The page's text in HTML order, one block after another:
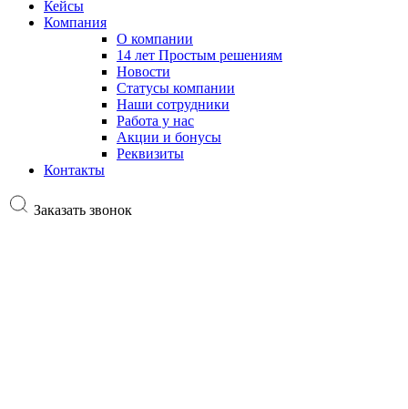
Кейсы
Компания
О компании
14 лет Простым решениям
Новости
Статусы компании
Наши сотрудники
Работа у нас
Акции и бонусы
Реквизиты
Контакты
Заказать звонок